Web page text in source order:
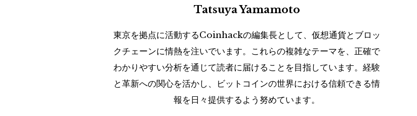
Tatsuya Yamamoto
東京を拠点に活動するCoinhackの編集長として、仮想通貨とブロッ
クチェーンに情熱を注いでいます。これらの複雑なテーマを、正確で
わかりやすい分析を通じて読者に届けることを目指しています。経験
と革新への関心を活かし、ビットコインの世界における信頼できる情
報を日々提供するよう努めています。